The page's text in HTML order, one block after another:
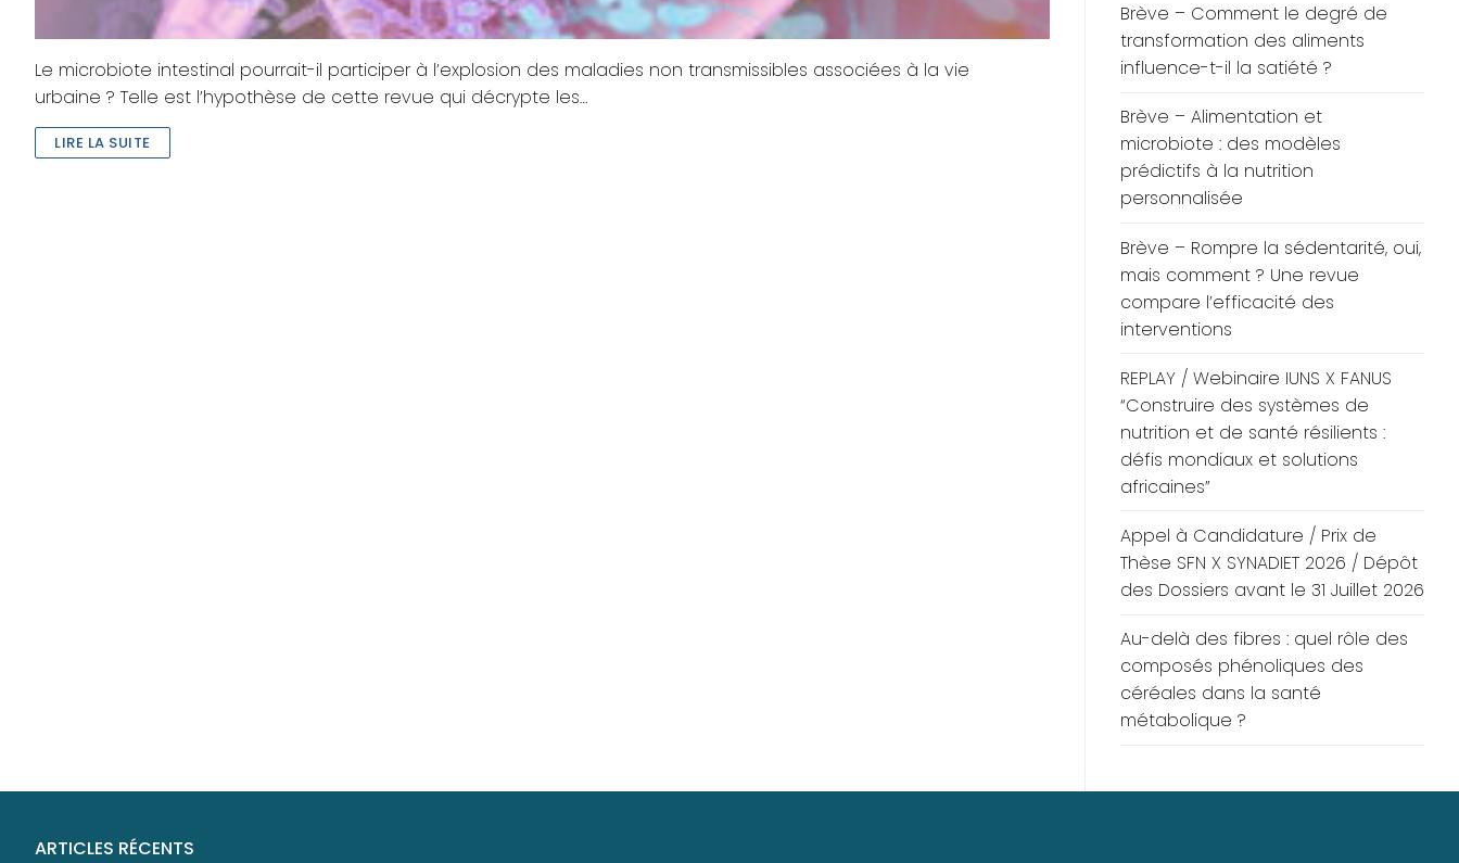
Le microbiote intestinal pourrait-il participer à l’explosion des maladies non transmissibles associées à la vie
urbaine ? Telle est l’hypothèse de cette revue qui décrypte les…
LIRE LA SUITE
Brève – Comment le degré de
transformation des aliments
influence-t-il la satiété ?
Brève – Alimentation et
microbiote : des modèles
prédictifs à la nutrition
personnalisée
Brève – Rompre la sédentarité, oui,
mais comment ? Une revue
compare l’efficacité des
interventions
REPLAY / Webinaire IUNS X FANUS
“Construire des systèmes de
nutrition et de santé résilients :
défis mondiaux et solutions
africaines”
Appel à Candidature / Prix de
Thèse SFN X SYNADIET 2026 / Dépôt
des Dossiers avant le 31 Juillet 2026
Au-delà des fibres : quel rôle des
composés phénoliques des
céréales dans la santé
métabolique ?
ARTICLES RÉCENTS